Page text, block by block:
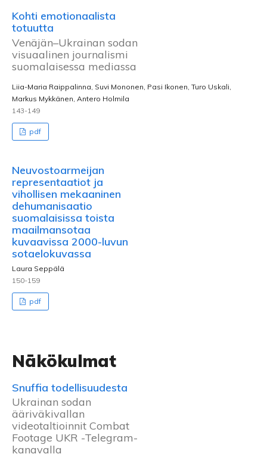
Kohti emotionaalista
totuutta
Venäjän–Ukrainan sodan
visuaalinen journalismi
suomalaisessa mediassa
Liia-Maria Raippalinna, Suvi Mononen, Pasi Ikonen, Turo Uskali,
Markus Mykkänen, Antero Holmila
143-149
pdf
Neuvostoarmeijan
representaatiot ja
vihollisen mekaaninen
dehumanisaatio
suomalaisissa toista
maailmansotaa
kuvaavissa 2000-luvun
sotaelokuvassa
Laura Seppälä
150-159
pdf
Näkökulmat
Snuffia todellisuudesta
Ukrainan sodan
ääriväkivallan
videotaltioinnit Combat
Footage UKR -Telegram-
kanavalla